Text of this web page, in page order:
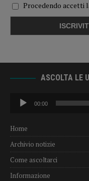
Procedendo accetti
ASCOLTA LE
Audio
Player
00:00
Home
Archivio notizie
Come ascoltarci
Informazione